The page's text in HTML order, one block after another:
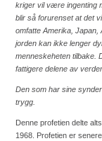
kriger vil være ingenting
blir så forurenset at det
omfatte Amerika, Japan,
jorden kan ikke lenger
menneskeheten tilbake.
fattigere delene av
Den som har sine
trygg.
Denne profetien delte
1968. Profetien er